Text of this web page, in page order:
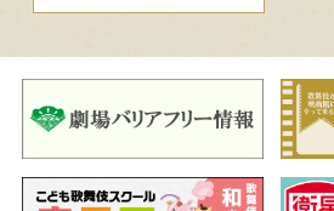
◆老女から鬼への変貌がみどころの舞踊
います。そこへ伯母の真柴が訪れ、久しぶ
たっての願いに綱は断り切れずに中へ招
を見るやたちまち姿を変える真柴。実は
茨木童子で…。
新古演劇十種のひとつで、真柴は、前半